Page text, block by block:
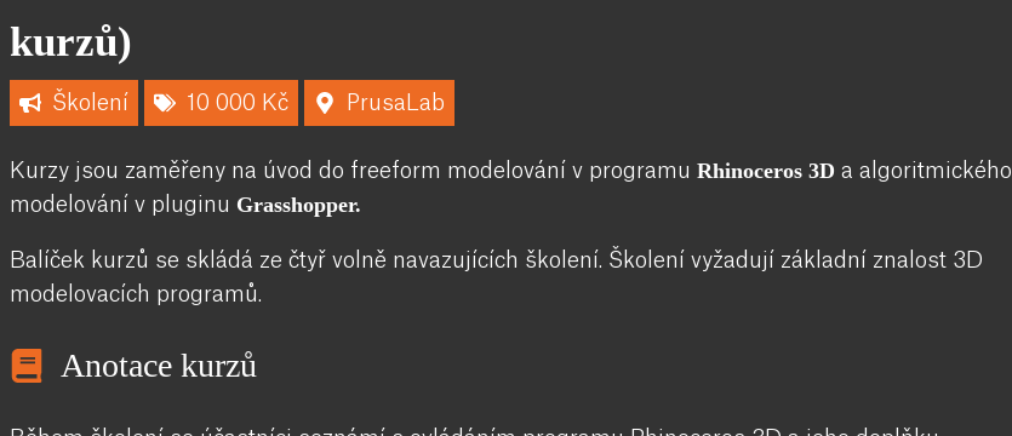
kurzů)
Školení 10 000 Kč PrusaLab
Kurzy jsou zaměřeny na úvod do freeform modelování v programu Rhinoceros 3D a algoritmického
modelování v pluginu Grasshopper.
Balíček kurzů se skládá ze čtyř volně navazujících školení. Školení vyžadují základní znalost 3D
modelovacích programů.
Anotace kurzů